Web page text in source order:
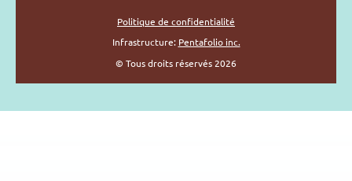
Politique de confidentialité
Infrastructure: Pentafolio inc.
© Tous droits réservés 2026